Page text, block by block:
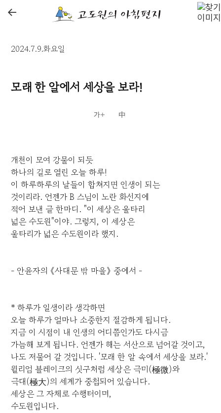
←
2024.7.9.화요일
모래 한 알에서 세상을 보라!
개천이 모여 강물이 되듯
하나의 길로 열린 오늘 하루!
이 하루하루의 날들이 합쳐지면 인생이 되는
것이리라. 언젠가 B 스님이 노란 화선지에
적어 보낸 글 한마디. "이 세상은 울타리
넓은 수도원"이야. 그렇지, 이 세상은
울타리가 넓은 수도원이라 했지.
- 안윤자의 《사대문 밖 마을》 중에서 -
* 하루가 일생이라 생각하면
오늘 하루가 얼마나 소중한지 절감하게 됩니다.
지금 이 시점이 내 인생의 어디쯤인가도 다시금
가늠해 보게 됩니다. 언젠가 해는 서산으로 넘어갈 것이고,
나도 저물어 갈 것입니다. '모래 한 알 속에서 세상을 보라.'
윌리엄 블레이크의 싯구처럼 세상은 극미(極微)와
극대(極大)의 세계가 중첩되어 있습니다.
세상은 그 자체로 수행터이며,
수도원입니다.